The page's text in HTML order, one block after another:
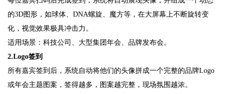
的3D图形，如球体、DNA螺旋、魔方等，在大屏幕上不断旋转变
化，视觉效果极具冲击力。
适用场景：科技公司、大型集团年会、品牌发布会。
2.Logo签到
所有嘉宾签到后，系统自动将他们的头像拼成一个完整的品牌Logo
或年会主题图案，签得越多，图案越完整，现场氛围越浓。